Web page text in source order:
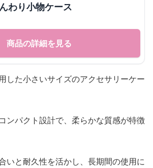
わり小物ケース
商品の詳細を見る
した小さいサイズのアクセサリーケー
ンパクト設計で、柔らかな質感が特徴
いと耐久性を活かし、長期間の使用に